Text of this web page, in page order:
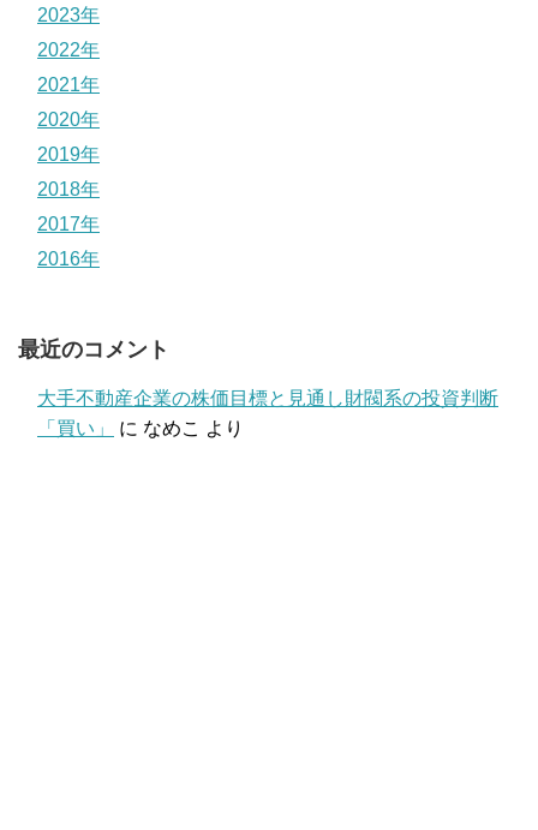
2023年
2022年
2021年
2020年
2019年
2018年
2017年
2016年
最近のコメント
大手不動産企業の株価目標と見通し財閥系の投資判断
「買い」
に なめこ より